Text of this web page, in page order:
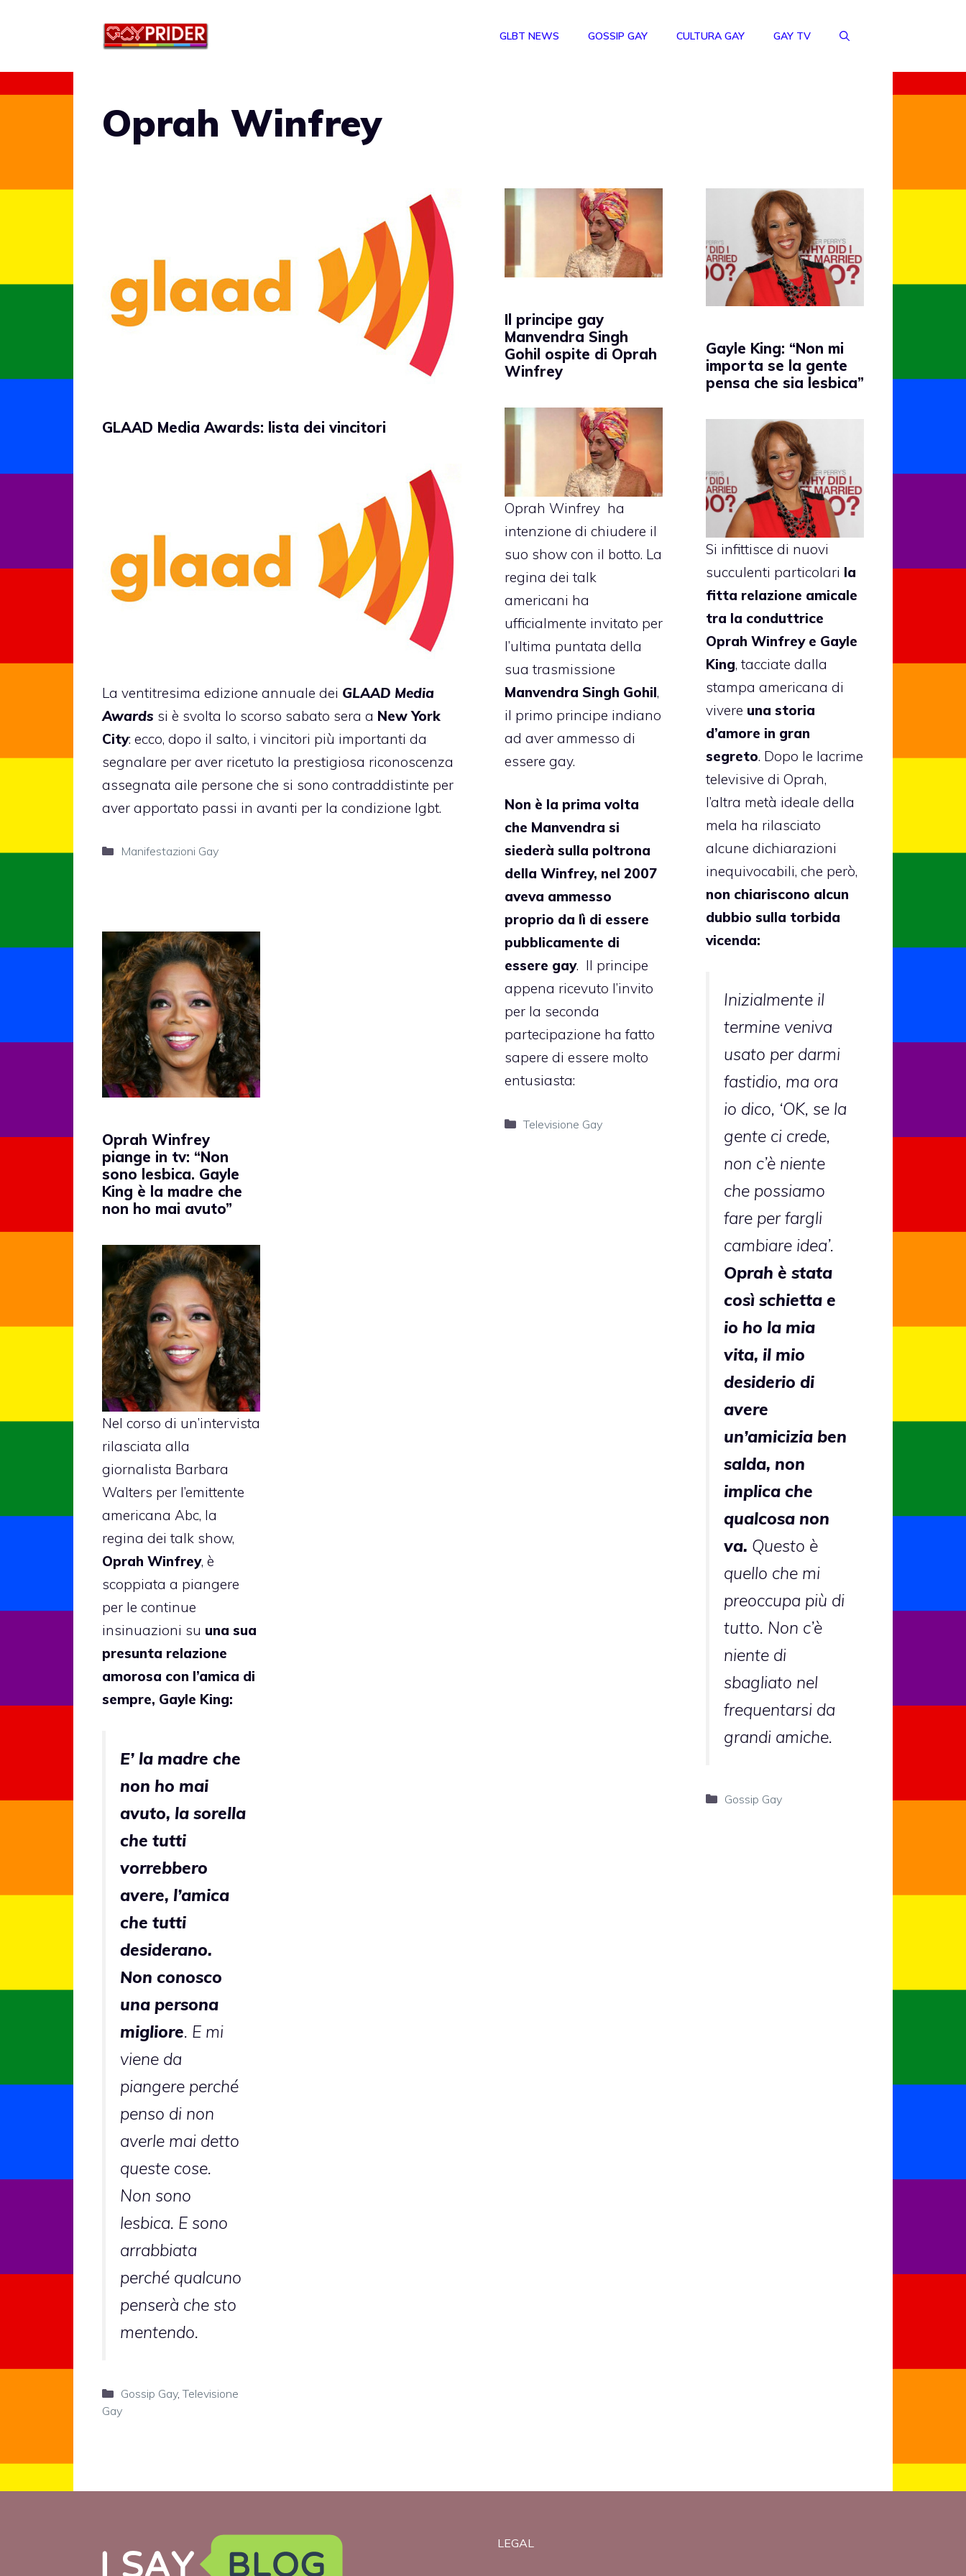
GLBT NEWS GOSSIP GAY CULTURA GAY GAY TV
Oprah Winfrey
GLAAD Media Awards: lista dei vincitori
La ventitresima edizione annuale dei GLAAD Media
Awards si è svolta lo scorso sabato sera a New York
City: ecco, dopo il salto, i vincitori più importanti da
segnalare per aver ricetuto la prestigiosa riconoscenza
assegnata aile persone che si sono contraddistinte per
aver apportato passi in avanti per la condizione lgbt.
Categorie
Manifestazioni Gay
Il principe gay
Manvendra Singh
Gohil ospite di Oprah
Winfrey
Oprah Winfrey ha
intenzione di chiudere il
suo show con il botto. La
regina dei talk
americani ha
ufficialmente invitato per
l’ultima puntata della
sua trasmissione
Manvendra Singh Gohil,
il primo principe indiano
ad aver ammesso di
essere gay.
Non è la prima volta
che Manvendra si
siederà sulla poltrona
della Winfrey, nel 2007
aveva ammesso
proprio da lì di essere
pubblicamente di
essere gay. Il principe
appena ricevuto l’invito
per la seconda
partecipazione ha fatto
sapere di essere molto
entusiasta:
Categorie
Televisione Gay
Gayle King: “Non mi
importa se la gente
pensa che sia lesbica”
Si infittisce di nuovi
succulenti particolari la
fitta relazione amicale
tra la conduttrice
Oprah Winfreye Gayle
King, tacciate dalla
stampa americana di
vivere una storia
d’amore in gran
segreto. Dopo le lacrime
televisive di Oprah,
l’altra metà ideale della
mela ha rilasciato
alcune dichiarazioni
inequivocabili, che però,
non chiariscono alcun
dubbio sulla torbida
vicenda:
Inizialmente il
termine veniva
usato per darmi
fastidio, ma ora
io dico, ‘OK, se la
gente ci crede,
non c’è niente
che possiamo
fare per fargli
cambiare idea’.
Oprah è stata
così schietta e
io ho la mia
vita, il mio
desiderio di
avere
un’amicizia ben
salda, non
implica che
qualcosa non
va. Questo è
quello che mi
preoccupa più di
tutto. Non c’è
niente di
sbagliato nel
frequentarsi da
grandi amiche.
Categorie
Gossip Gay
Oprah Winfrey
piange in tv: “Non
sono lesbica. Gayle
King è la madre che
non ho mai avuto”
Nel corso di un’intervista
rilasciata alla
giornalista Barbara
Walters per l’emittente
americana Abc, la
regina dei talk show,
Oprah Winfrey, è
scoppiata a piangere
per le continue
insinuazioni su una sua
presunta relazione
amorosa con l’amica di
sempre, Gayle King:
E’ la madre che
non ho mai
avuto, la sorella
che tutti
vorrebbero
avere, l’amica
che tutti
desiderano.
Non conosco
una persona
migliore. E mi
viene da
piangere perché
penso di non
averle mai detto
queste cose.
Non sono
lesbica. E sono
arrabbiata
perché qualcuno
penserà che sto
mentendo.
Categorie
Gossip Gay,Televisione
Gay
LEGAL